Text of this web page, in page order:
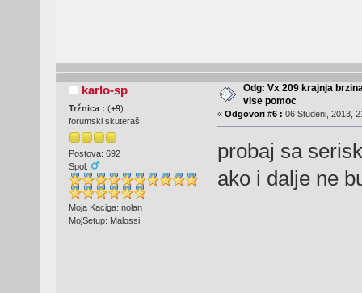
karlo-sp
Tržnica : (+9)
forumski skuteraš
Postova: 692
Spol:
Moja Kaciga: nolan
MojSetup: Malossi
Odg: Vx 209 krajnja
vise pomoc
« Odgovori #6 : 06 Studeni, 2013,
probaj sa
ako i dalje ne